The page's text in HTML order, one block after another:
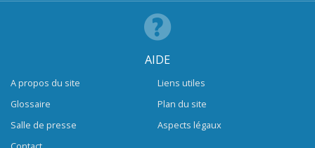
AIDE
A propos du site
Glossaire
Salle de presse
Liens utiles
Plan du site
Aspects légaux